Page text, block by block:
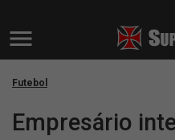
Futebol
Empresário